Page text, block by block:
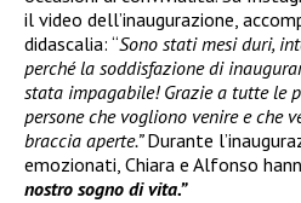
il video dell’inaugurazione,
didascalia: “Sono stati mesi duri,
perché la soddisfazione di
stata impagabile! Grazie a tutte le
persone che vogliono venire e che
braccia aperte.”Durante
emozionati, Chiara e Alfonso
nostro sogno di vita.”